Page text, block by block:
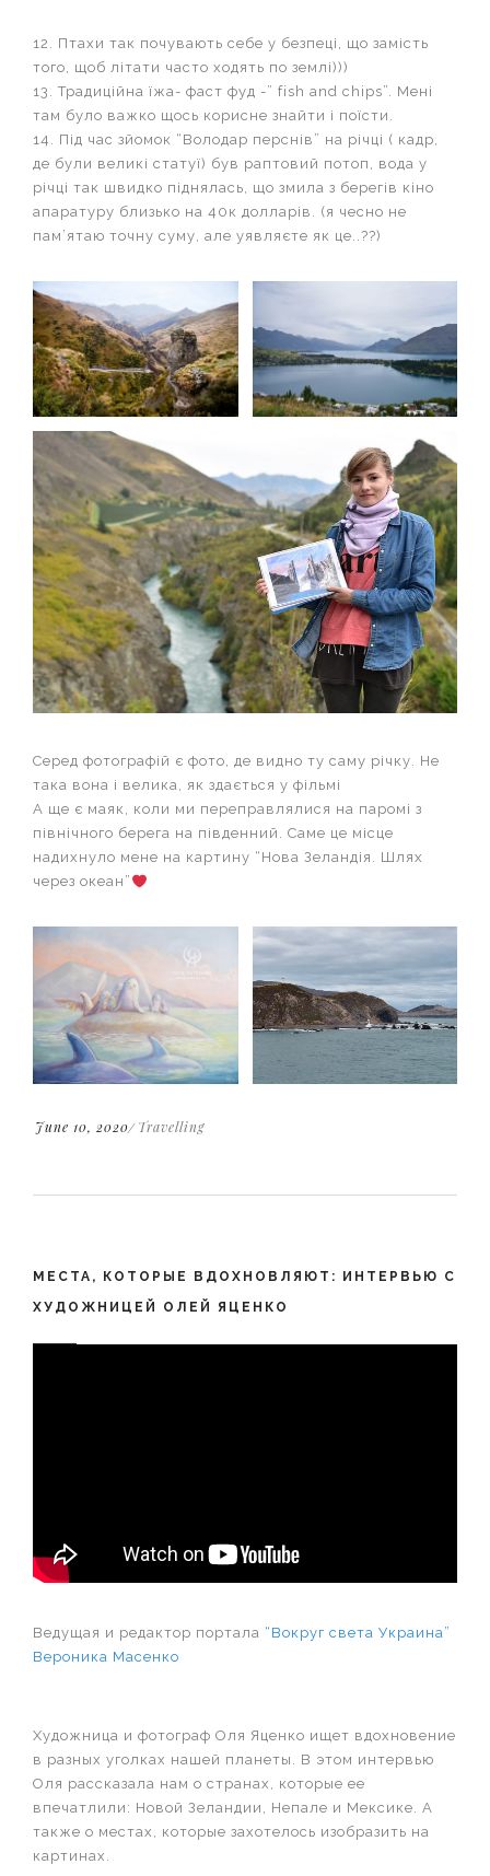
12. Птахи так почувають себе у безпеці, що замість
того, щоб літати часто ходять по землі)))
13. Традиційна їжа- фаст фуд -” fish and chips”. Мені
там було важко щось корисне знайти і поїсти.
14. Під час зйомок “Володар перснів” на річці ( кадр,
де були великі статуї) був раптовий потоп, вода у
річці так швидко піднялась, що змила з берегів кіно
апаратуру близько на 40к долларів. (я чесно не
пам’ятаю точну суму, але уявляєте як це..??)
Серед фотографій є фото, де видно ту саму річку. Не
така вона і велика, як здається у фільмі
А ще є маяк, коли ми переправлялися на паромі з
північного берега на південний. Саме це місце
надихнуло мене на картину “Нова Зеландія. Шлях
через океан”
June 10, 2020 Travelling
МЕСТА, КОТОРЫЕ ВДОХНОВЛЯЮТ: ИНТЕРВЬЮ С
ХУДОЖНИЦЕЙ ОЛЕЙ ЯЦЕНКО
Ведущая и редактор портала “Вокруг света Украина”
Вероника Масенко
Художница и фотограф Оля Яценко ищет вдохновение
в разных уголках нашей планеты. В этом интервью
Оля рассказала нам о странах, которые ее
впечатлили: Новой Зеландии, Непале и Мексике. А
также о местах, которые захотелось изобразить на
картинах.